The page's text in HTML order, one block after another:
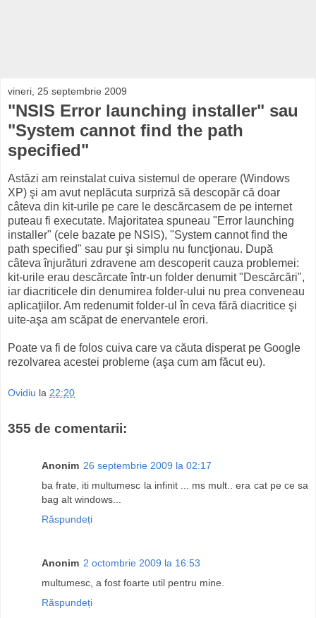
vineri, 25 septembrie 2009
"NSIS Error launching installer" sau
"System cannot find the path
specified"
Astăzi am reinstalat cuiva sistemul de operare (Windows
XP) şi am avut neplăcuta surpriză să descopăr că doar
câteva din kit-urile pe care le descărcasem de pe internet
puteau fi executate. Majoritatea spuneau "Error launching
installer" (cele bazate pe NSIS), "System cannot find the
path specified" sau pur şi simplu nu funcţionau. După
câteva înjurături zdravene am descoperit cauza problemei:
kit-urile erau descărcate într-un folder denumit "Descărcări",
iar diacriticele din denumirea folder-ului nu prea conveneau
aplicaţiilor. Am redenumit folder-ul în ceva fără diacritice şi
uite-aşa am scăpat de enervantele erori.
Poate va fi de folos cuiva care va căuta disperat pe Google
rezolvarea acestei probleme (aşa cum am făcut eu).
Ovidiu la 22:20
355 de comentarii:
Anonim 26 septembrie 2009 la 02:17
ba frate, iti multumesc la infinit ... ms mult.. era cat pe ce sa
bag alt windows...
Răspundeți
Anonim 2 octombrie 2009 la 16:53
multumesc, a fost foarte util pentru mine.
Răspundeți